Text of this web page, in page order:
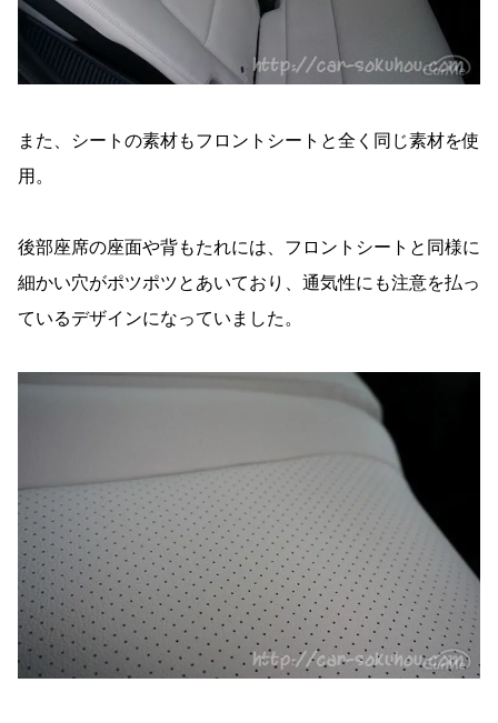
また、シートの素材もフロントシートと全く同じ素材を使
用。
後部座席の座面や背もたれには、フロントシートと同様に
細かい穴がポツポツとあいており、通気性にも注意を払っ
ているデザインになっていました。